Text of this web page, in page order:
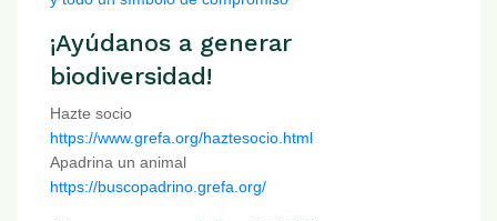
¡Ayúdanos a generar
biodiversidad!
Hazte socio
https://www.grefa.org/haztesocio.html
Apadrina un animal
https://buscopadrino.grefa.org/